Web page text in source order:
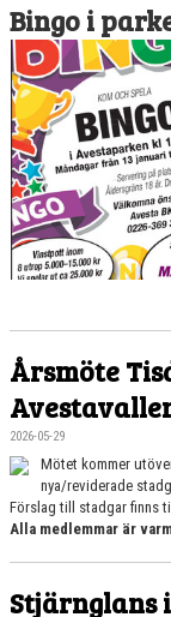
ABK BINGO
KIOSK
BILDGALLERI
DOKUMENT
LIVESTREAMA AVESTA
BEMANNING A-LAGET
TEAM SPORTIA
KÖP OCH SÄLJ
ABK SPONSORGOLF
Bingo i
Årsmöte
2026-05-29
Mötet kommer
nya/reviderade
Förslag till stadgar finns
Alla medlemmar är
Stjärnglans